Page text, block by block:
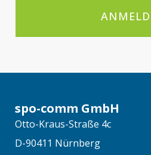
spo-comm GmbH
Otto-Kraus-Straße 4c
D-90411 Nürnberg